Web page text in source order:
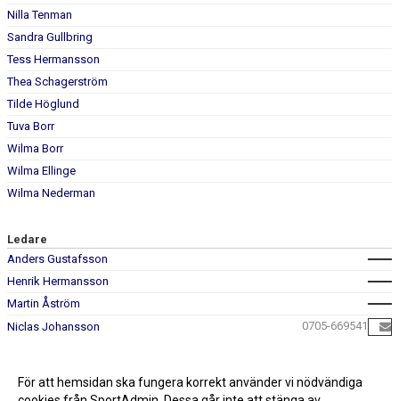
Nilla Tenman
Sandra Gullbring
Tess Hermansson
Thea Schagerström
Tilde Höglund
Tuva Borr
Wilma Borr
Wilma Ellinge
Wilma Nederman
Ledare
Anders Gustafsson
Henrik Hermansson
Martin Åström
Niclas Johansson
0705-669541
För att hemsidan ska fungera korrekt använder vi nödvändiga